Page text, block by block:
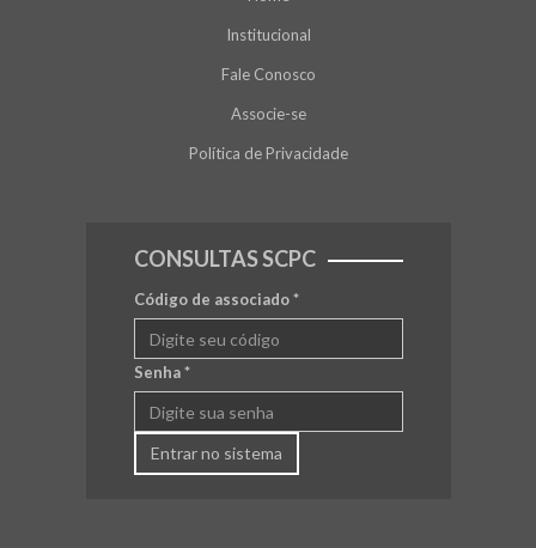
Institucional
Fale Conosco
Associe-se
Política de Privacidade
CONSULTAS SCPC
Código de associado*
Senha*
Entrar no sistema